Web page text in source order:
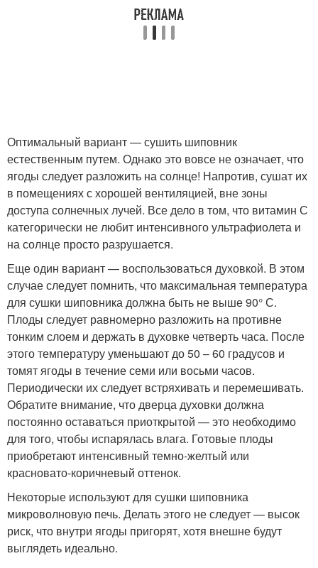
Оптимальный вариант — сушить шиповник
естественным путем. Однако это вовсе не означает, что
ягоды следует разложить на солнце! Напротив, сушат их
в помещениях с хорошей вентиляцией, вне зоны
доступа солнечных лучей. Все дело в том, что витамин С
категорически не любит интенсивного ультрафиолета и
на солнце просто разрушается.
Еще один вариант — воспользоваться духовкой. В этом
случае следует помнить, что максимальная температура
для сушки шиповника должна быть не выше 90° С.
Плоды следует равномерно разложить на противне
тонким слоем и держать в духовке четверть часа. После
этого температуру уменьшают до 50 – 60 градусов и
томят ягоды в течение семи или восьми часов.
Периодически их следует встряхивать и перемешивать.
Обратите внимание, что дверца духовки должна
постоянно оставаться приоткрытой — это необходимо
для того, чтобы испарялась влага. Готовые плоды
приобретают интенсивный темно-желтый или
красновато-коричневый оттенок.
Некоторые используют для сушки шиповника
микроволновую печь. Делать этого не следует — высок
риск, что внутри ягоды пригорят, хотя внешне будут
выглядеть идеально.